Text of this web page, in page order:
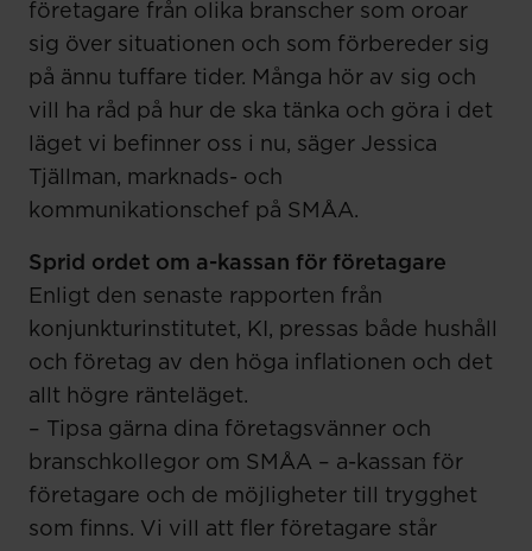
företagare från olika branscher som oroar
sig över situationen och som förbereder sig
på ännu tuffare tider. Många hör av sig och
vill ha råd på hur de ska tänka och göra i det
läget vi befinner oss i nu, säger Jessica
Tjällman, marknads- och
kommunikationschef på SMÅA.
Sprid ordet om a-kassan för företagare
Enligt den senaste rapporten från
konjunkturinstitutet, KI, pressas både hushåll
och företag av den höga inflationen och det
allt högre ränteläget.
– Tipsa gärna dina företagsvänner och
branschkollegor om SMÅA – a-kassan för
företagare och de möjligheter till trygghet
som finns. Vi vill att fler företagare står